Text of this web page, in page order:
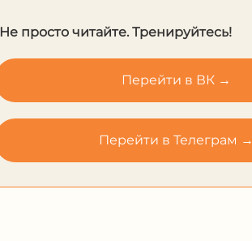
Не просто читайте. Тренируйтесь!
Перейти в ВК →
Перейти в Телеграм →